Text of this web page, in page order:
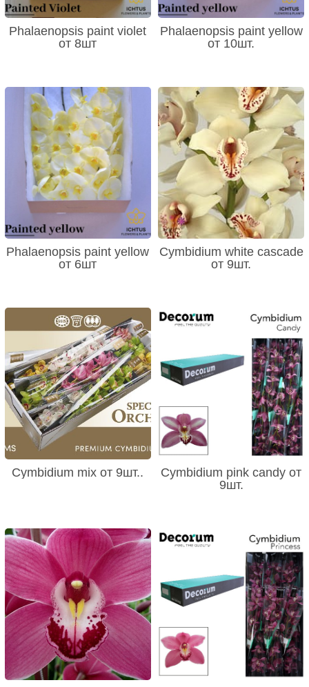
Phalaenopsis paint violet
от 8шт
Phalaenopsis paint yellow
от 10шт.
Phalaenopsis paint yellow
от 6шт
Cymbidium white cascade
от 9шт.
Cymbidium mix от 9шт..
Cymbidium pink candy от
9шт.